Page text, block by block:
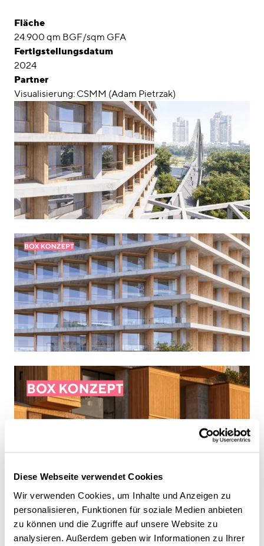
Diese Webseite verwendet Cookies
Wir verwenden Cookies, um Inhalte und Anzeigen zu
personalisieren, Funktionen für soziale Medien anbieten
zu können und die Zugriffe auf unsere Website zu
analysieren. Außerdem geben wir Informationen zu Ihrer
Impressum
Datenschutz
Fläche
24.900 qm BGF/sqm GFA
Fertigstellungsdatum
2024
Partner
Visualisierung: CSMM (Adam Pietrzak)